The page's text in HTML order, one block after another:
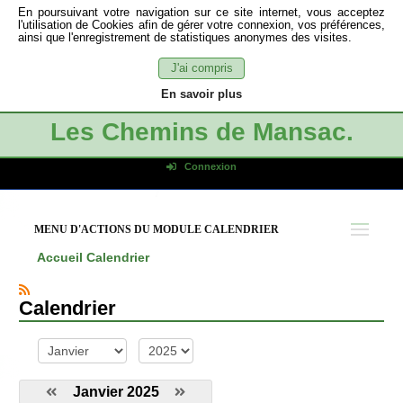
En poursuivant votre navigation sur ce site internet, vous acceptez
l'utilisation de Cookies afin de gérer votre connexion, vos préférences,
ainsi que l'enregistrement de statistiques anonymes des visites.
J'ai compris
En savoir plus
Les Chemins de Mansac.
Connexion
Mot de passe oublié
MENU D'ACTIONS DU MODULE CALENDRIER
Accueil Calendrier
Calendrier
mois année
Janvier 2025